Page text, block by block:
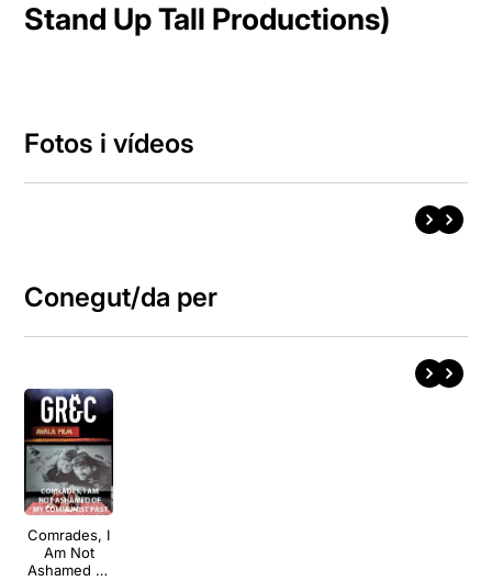
Stand Up Tall Productions)
Fotos i vídeos
Conegut/da per
Comrades, I
Am Not
Ashamed of